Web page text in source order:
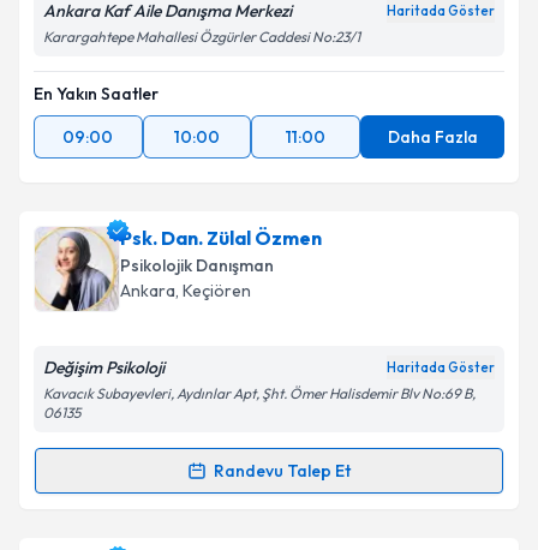
Ankara Kaf Aile Danışma Merkezi Haritada Göster
Karargahtepe Mahallesi Özgürler Caddesi No:23/1
En Yakın Saatler
09:00
10:00 11:00 Daha Fazla
Psk. Dan. Zülal Özmen
Psikolojik Danışman
Ankara, Keçiören
Değişim Psikoloji Haritada Göster
Kavacık Subayevleri, Aydınlar Apt, Şht. Ömer Halisdemir Blv No:69 B,
06135
Randevu Talep Et
Randevu Takvimi Talebi